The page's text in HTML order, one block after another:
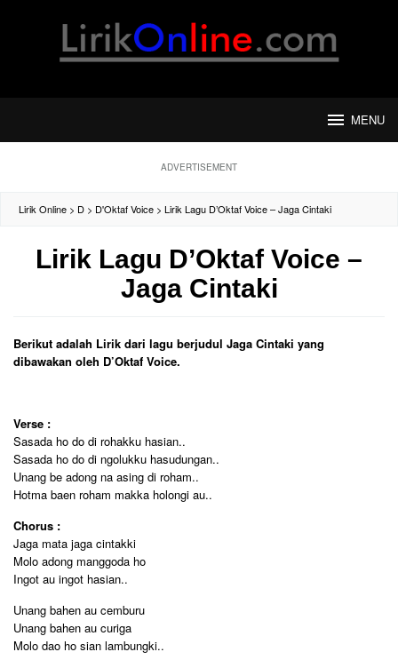
MENU
ADVERTISEMENT
Lirik Online > D > D'Oktaf Voice > Lirik Lagu D’Oktaf Voice – Jaga Cintaki
Lirik Lagu D’Oktaf Voice –
Jaga Cintaki
Berikut adalah Lirik dari lagu berjudul Jaga Cintaki yang
dibawakan oleh D’Oktaf Voice.
Verse :
Sasada ho do di rohakku hasian..
Sasada ho do di ngolukku hasudungan..
Unang be adong na asing di roham..
Hotma baen roham makka holongi au..
Chorus :
Jaga mata jaga cintakki
Molo adong manggoda ho
Ingot au ingot hasian..
Unang bahen au cemburu
Unang bahen au curiga
Molo dao ho sian lambungki..